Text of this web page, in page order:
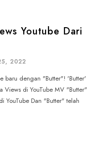
Youtube Dari
2022
baru dengan "Butter"! 'Butter'
Views di YouTube MV "Butter"
YouTube Dan "Butter" telah